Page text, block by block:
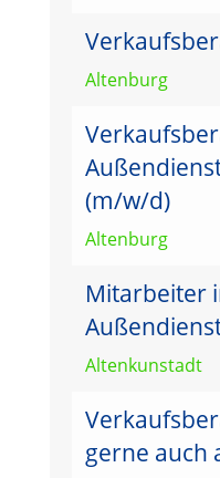
Altenburg
(m/w/d)
Altenburg
Mitarbeiter
Altenkunstadt
gerne auch